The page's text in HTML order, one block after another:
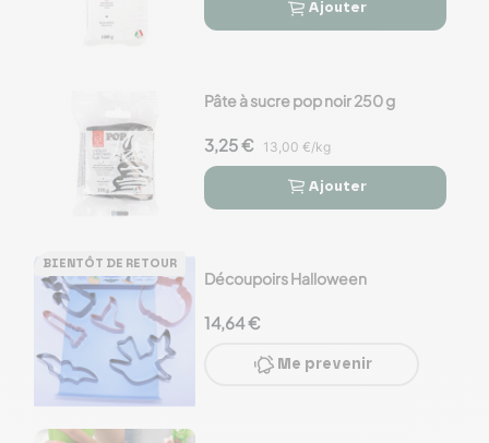
 
Ajouter
Pâte à sucre pop noir 250 g
3,25 € 13,00 €/kg
 
Ajouter
BIENTÔT DE RETOUR
Découpoirs Halloween
14,64 €
Me prevenir